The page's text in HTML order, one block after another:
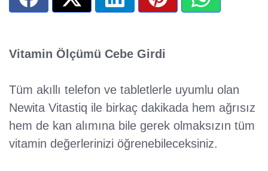
Vitamin Ölçümü Cebe Girdi
Tüm akıllı telefon ve tabletlerle uyumlu olan
Newita Vitastiq ile birkaç dakikada hem ağrısız
hem de kan alımına bile gerek olmaksızın tüm
vitamin değerlerinizi öğrenebileceksiniz.